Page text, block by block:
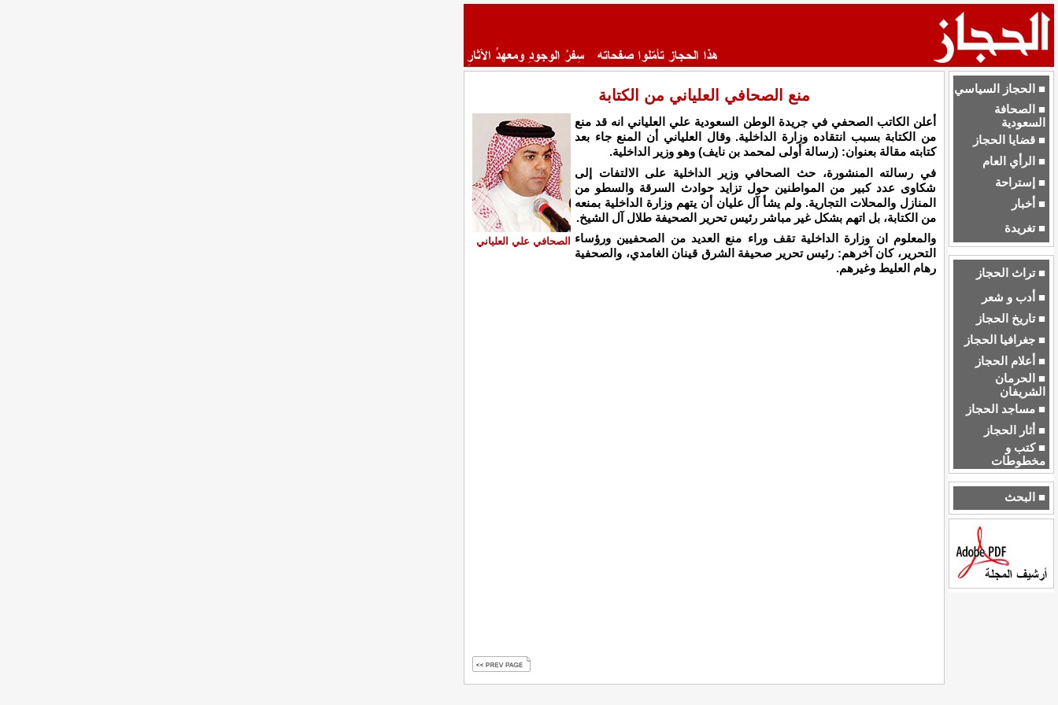
■ الحجاز السياسي
■ الصحافة
السعودية
■ قضايا الحجاز
■ الرأي العام
■ إستراحة
■ أخبار
■ تغريدة
■ تراث الحجاز
■ أدب و شعر
■ تاريخ الحجاز
■ جغرافيا الحجاز
■ أعلام الحجاز
■ الحرمان
الشريفان
■ مساجد الحجاز
■ أثار الحجاز
■ كتب و
مخطوطات
■ البحث
منع الصحافي العلياني من الكتابة
الصحافي علي العلياني
أعلن الكاتب الصحفي في جريدة الوطن السعودية علي العلياني انه قد منع
من الكتابة بسبب انتقاده وزارة الداخلية. وقال العلياني أن المنع جاء بعد
كتابته مقالة بعنوان: (رسالة أولى لمحمد بن نايف) وهو وزير الداخلية.
في رسالته المنشورة، حث الصحافي وزير الداخلية على الالتفات إلى
شكاوى عدد كبير من المواطنين حول تزايد حوادث السرقة والسطو من
المنازل والمحلات التجارية. ولم يشأ آل عليان أن يتهم وزارة الداخلية بمنعه
من الكتابة، بل اتهم بشكل غير مباشر رئيس تحرير الصحيفة طلال آل الشيخ.
والمعلوم ان وزارة الداخلية تقف وراء منع العديد من الصحفيين ورؤساء
التحرير، كان آخرهم: رئيس تحرير صحيفة الشرق قينان الغامدي، والصحفية
رهام العليط وغيرهم.